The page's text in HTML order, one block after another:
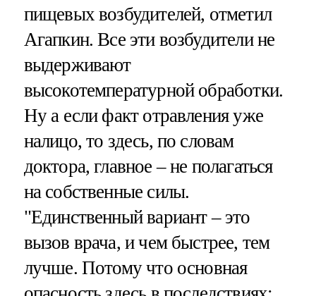
пищевых возбудителей, отметил
Агапкин. Все эти возбудители не
выдерживают
высокотемпературной обработки.
Ну а если факт отравления уже
налицо, то здесь, по словам
доктора, главное – не полагаться
на собственные силы.
"Единственный вариант – это
вызов врача, и чем быстрее, тем
лучше. Потому что основная